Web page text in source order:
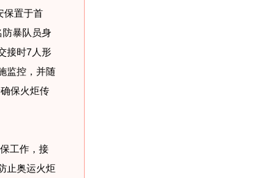
保置于首
防暴队员身
接时7人形
监控，并随
保火炬传
工作，接
止奥运火炬